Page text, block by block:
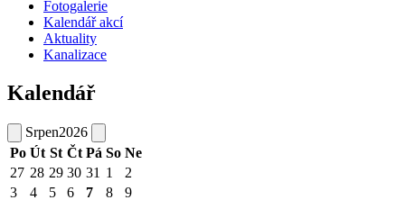
Fotogalerie
Kalendář akcí
Aktuality
Kanalizace
Kalendář
Srpen2026
Po Út St Čt Pá So Ne
27 28 29 30 31 1
2
3
4 5 6 7 8
9